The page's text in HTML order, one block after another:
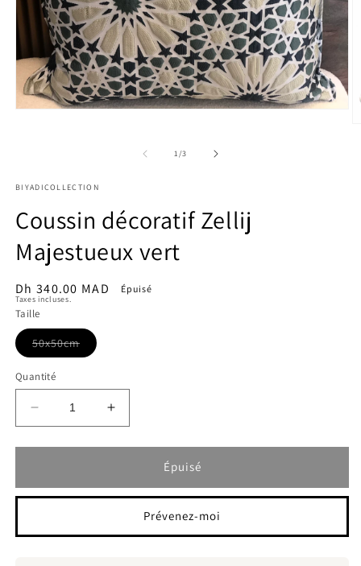
fenêtre
1/de
3
BIYADICOLLECTION
Coussin décoratif Zellij
Majestueux vert
Prix
habituel
Dh 340.00 MAD Épuisé
Taxes incluses.
Taille
50x50cmVariante
épuisée
Quantité
Réduire
la
quantité
décoratif
Majestueux
Augmenter
la
quantité
décoratif
Majestueux
Épuisé
Prévenez-moi